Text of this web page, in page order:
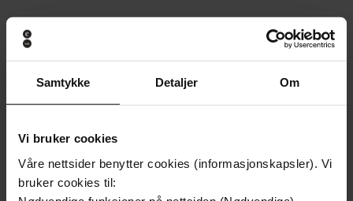
Samtykke Detaljer Om
Vi bruker cookies
Våre nettsider benytter cookies (informasjonskapsler). Vi
bruker cookies til:
Andre har også kjøpt
Vinner av Rivertonprisen
Første gang på tilbud